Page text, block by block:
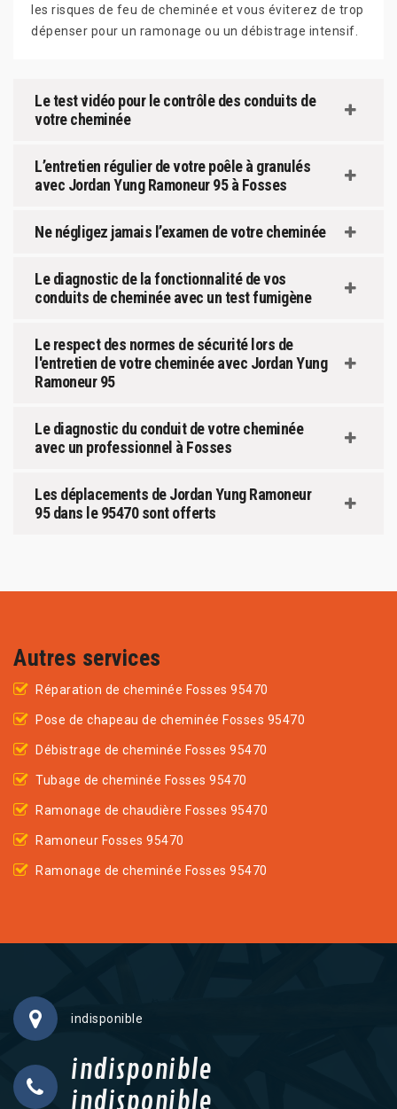
les risques de feu de cheminée et vous éviterez de trop
dépenser pour un ramonage ou un débistrage intensif.
Le test vidéo pour le contrôle des conduits de
votre cheminée
L’entretien régulier de votre poêle à granulés
avec Jordan Yung Ramoneur 95 à Fosses
Ne négligez jamais l’examen de votre cheminée
Le diagnostic de la fonctionnalité de vos
conduits de cheminée avec un test fumigène
Le respect des normes de sécurité lors de
l'entretien de votre cheminée avec Jordan Yung
Ramoneur 95
Le diagnostic du conduit de votre cheminée
avec un professionnel à Fosses
Les déplacements de Jordan Yung Ramoneur
95 dans le 95470 sont offerts
Autres services
Réparation de cheminée Fosses 95470
Pose de chapeau de cheminée Fosses 95470
Débistrage de cheminée Fosses 95470
Tubage de cheminée Fosses 95470
Ramonage de chaudière Fosses 95470
Ramoneur Fosses 95470
Ramonage de cheminée Fosses 95470
indisponible
indisponible
indisponible